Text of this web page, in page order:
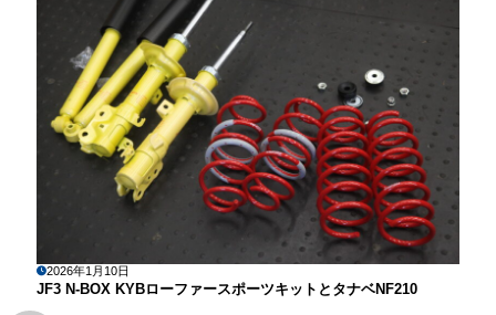
2026年1月10日
JF3 N-BOX KYBローファースポーツキットとタナベNF210